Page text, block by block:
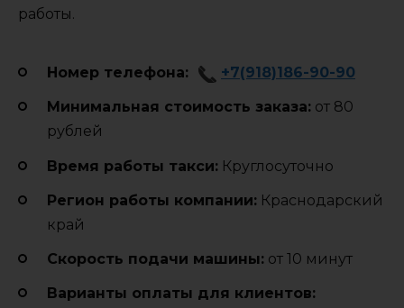
работы.
Номер телефона: +7(918)186-90-90
Минимальная стоимость заказа: от 80
рублей
Время работы такси: Круглосуточно
Регион работы компании: Краснодарский
край
Cкорость подачи машины: от 10 минут
Варианты оплаты для клиентов: